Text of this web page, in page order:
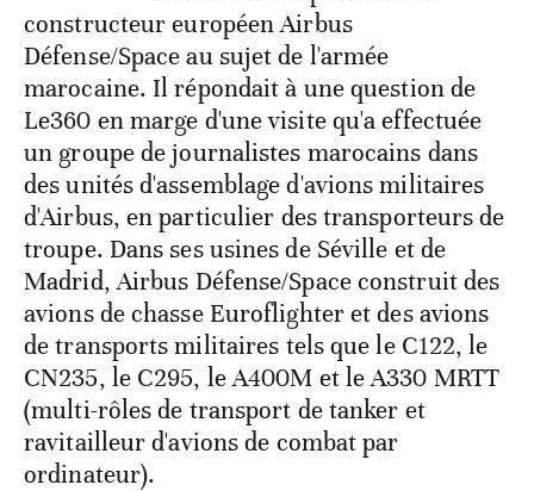
constructeur européen Airbus
Défense/Space au sujet de l'armée
marocaine. Il répondait à une question de
Le360 en marge d'une visite qu'a effectuée
un groupe de journalistes marocains dans
des unités d'assemblage d'avions militaires
d'Airbus, en particulier des transporteurs de
troupe. Dans ses usines de Séville et de
Madrid, Airbus Défense/Space construit des
avions de chasse Euroflighter et des avions
de transports militaires tels que le C122, le
CN235, le C295, le A400M et le A330 MRTT
(multi-rôles de transport de tanker et
ravitailleur d'avions de combat par
ordinateur).